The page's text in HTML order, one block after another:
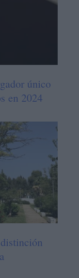
único
en 2024